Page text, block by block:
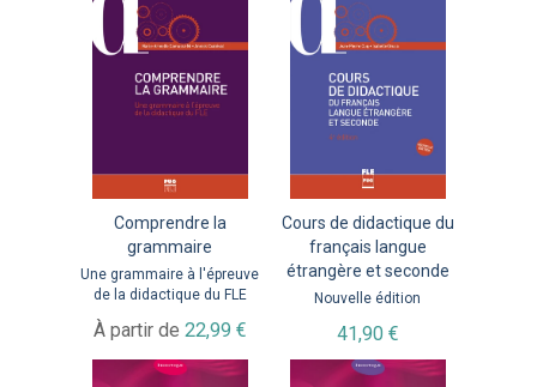
Comprendre la
grammaire
Une grammaire à l'épreuve
de la didactique du FLE
À partir de 22,99 €
Cours de didactique du
français langue
étrangère et seconde
Nouvelle édition
41,90 €